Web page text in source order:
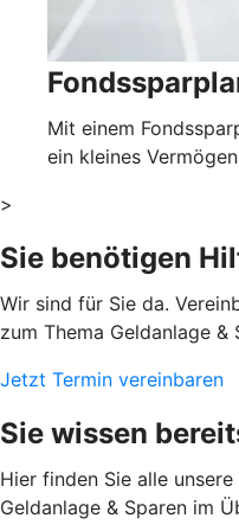
Mit einem
ein kleines
>
Sie benötigen
Wir sind für Sie da.
zum Thema Geldanlage &
Jetzt Termin vereinbaren
Sie wissen
Hier finden Sie alle
Geldanlage & Sparen im